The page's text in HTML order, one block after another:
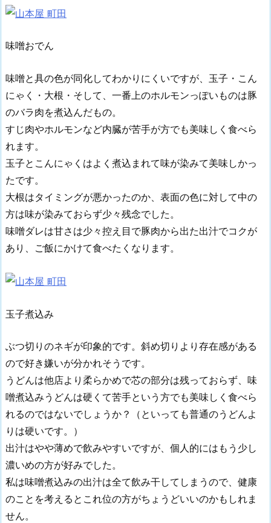
味噌おでん
味噌と具の色が同化してわかりにくいですが、玉子・こん
にゃく・大根・そして、一番上のホルモンっぽいものは豚
のバラ肉を煮込んだもの。
すじ肉やホルモンなど内臓が苦手が方でも美味しく食べら
れます。
玉子とこんにゃくはよく煮込まれて味が染みて美味しかっ
たです。
大根はタイミングが悪かったのか、表面の色に対して中の
方は味が染みておらず少々残念でした。
味噌ダレは甘さは少々控え目で豚肉から出た出汁でコクが
あり、ご飯にかけて食べたくなります。
玉子煮込み
ぶつ切りのネギが印象的です。斜め切りより存在感がある
ので好き嫌いが分かれそうです。
うどんは他店より柔らかめで芯の部分は残っておらず、味
噌煮込みうどんは硬くて苦手という方でも美味しく食べら
れるのではないでしょうか？（といっても普通のうどんよ
りは硬いです。）
出汁はやや薄めで飲みやすいですが、個人的にはもう少し
濃いめの方が好みでした。
私は味噌煮込みの出汁は全て飲み干してしまうので、健康
のことを考えるとこれ位の方がちょうどいいのかもしれま
せん。